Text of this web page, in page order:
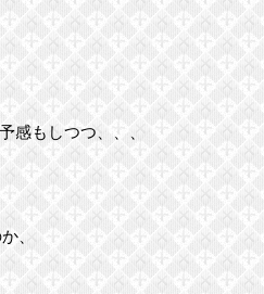
感もしつつ、、、
、